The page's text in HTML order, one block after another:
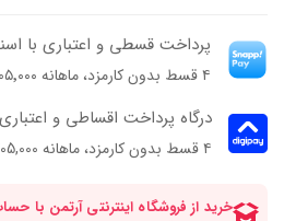
پرداخت قسطی و اعتباری با
۴ قسط بدون کارمزد، ماهانه ۱٬۲۰۵٬۰۰۰ تومان
درگاه پرداخت اقساطی و
۴ قسط بدون کارمزد، ماهانه 1,205,000 تومان